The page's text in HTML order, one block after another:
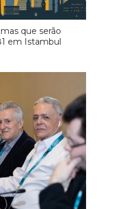
que serão
em Istambul